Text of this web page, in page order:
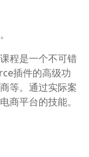
程是一个不可错
插件的高级功
等。通过实际案
商平台的技能。